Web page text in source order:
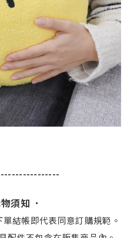
須知 ．
結帳即代表同意訂購規範。